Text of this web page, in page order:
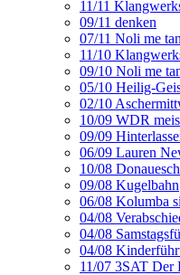
11/11
09/11 denken
07/11 Noli me
11/10
09/10 Noli me
05/10 Heilig-
02/10
10/09 WDR
09/09
06/09 Lauren
10/08
09/08 Kugelbahn
06/08 Kolumba
04/08
04/08
04/08
11/07 3SAT Der